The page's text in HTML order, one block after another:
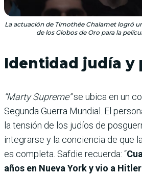
La actuación de Timothée Chalamet logró
de los Globos de Oro para la
Identidad judía y
“Marty Supreme”se ubica en un
Segunda Guerra Mundial. El
la tensión de los judíos de
integrarse y la conciencia de que
es completa. Safdie recuerda: “
años en Nueva York y vio a